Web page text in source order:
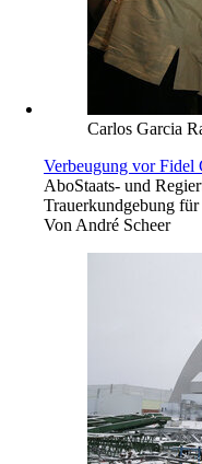
Carlos Garcia
Verbeugung vor Fidel
AboStaats- und
Trauerkundgebung
VonAndré Scheer